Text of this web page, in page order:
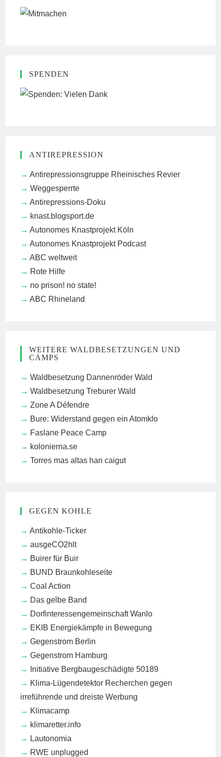
SPENDEN
ANTIREPRESSION
Antirepressionsgruppe Rheinisches Revier
Weggesperrte
Antirepressions-Doku
knast.blogsport.de
Autonomes Knastprojekt Köln
Autonomes Knastprojekt Podcast
ABC weltweit
Rote Hilfe
no prison! no state!
ABC Rhineland
WEITERE WALDBESETZUNGEN UND
CAMPS
Waldbesetzung Dannenröder Wald
Waldbesetzung Treburer Wald
Zone A Défendre
Bure: Widerstand gegen ein Atomklo
Faslane Peace Camp
kolonierna.se
Torres mas altas han caigut
GEGEN KOHLE
Antikohle-Ticker
ausgeCO2hlt
Buirer für Buir
BUND Braunkohleseite
Coal Action
Das gelbe Band
Dorfinteressengemeinschaft Wanlo
EKIB Energiekämpfe in Bewegung
Gegenstrom Berlin
Gegenstrom Hamburg
Initiative Bergbaugeschädigte 50189
Klima-Lügendetektor Recherchen gegen
irreführende und dreiste Werbung
Klimacamp
klimaretter.info
Lautonomia
RWE unplugged